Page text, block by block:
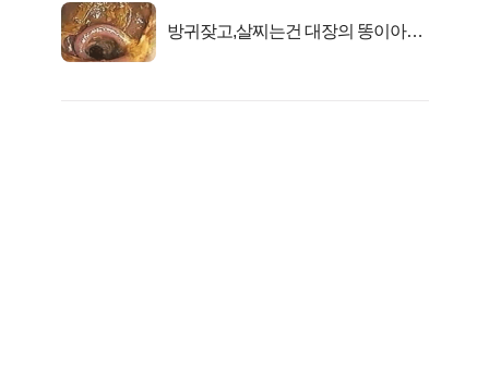
방귀잦고,살찌는건 대장의 똥이아니